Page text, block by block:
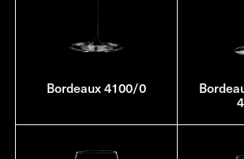
Bordeaux 4100/0